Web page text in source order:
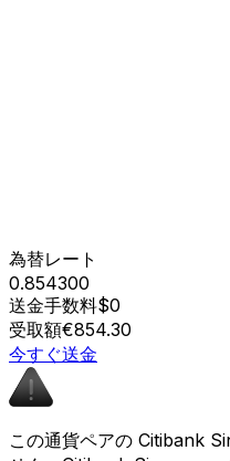
為替レート
0.854300
送金手数料$0
受取額€854.30
今すぐ送金
この通貨ペアの Citibank